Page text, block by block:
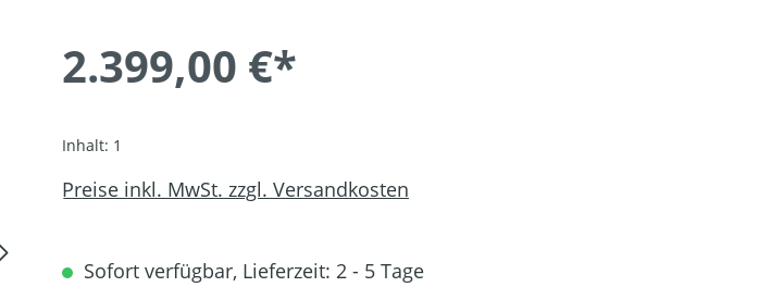
2.399,00 €*
Inhalt: 1
Preise inkl. MwSt. zzgl. Versandkosten
Sofort verfügbar, Lieferzeit: 2 - 5 Tage